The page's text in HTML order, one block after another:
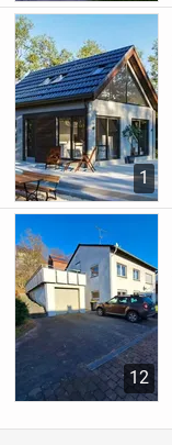
1
12